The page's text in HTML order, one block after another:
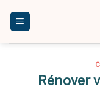
Rénover